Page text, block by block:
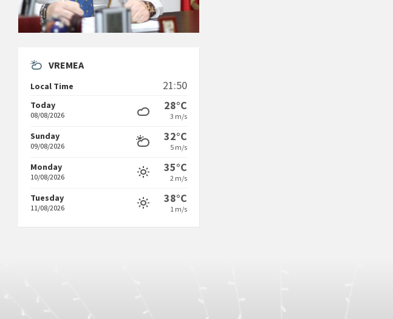
VREMEA
Local Time 21:50
Today
08/08/2026
28°C
3 m/s
Sunday
09/08/2026
32°C
5 m/s
Monday
10/08/2026
35°C
2 m/s
Tuesday
11/08/2026
38°C
1 m/s